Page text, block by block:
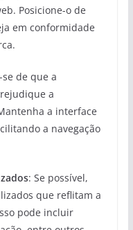
Posicione-o de
em conformidade
de que a
a
a interface
a navegação
: Se possível,
que reflitam a
pode incluir